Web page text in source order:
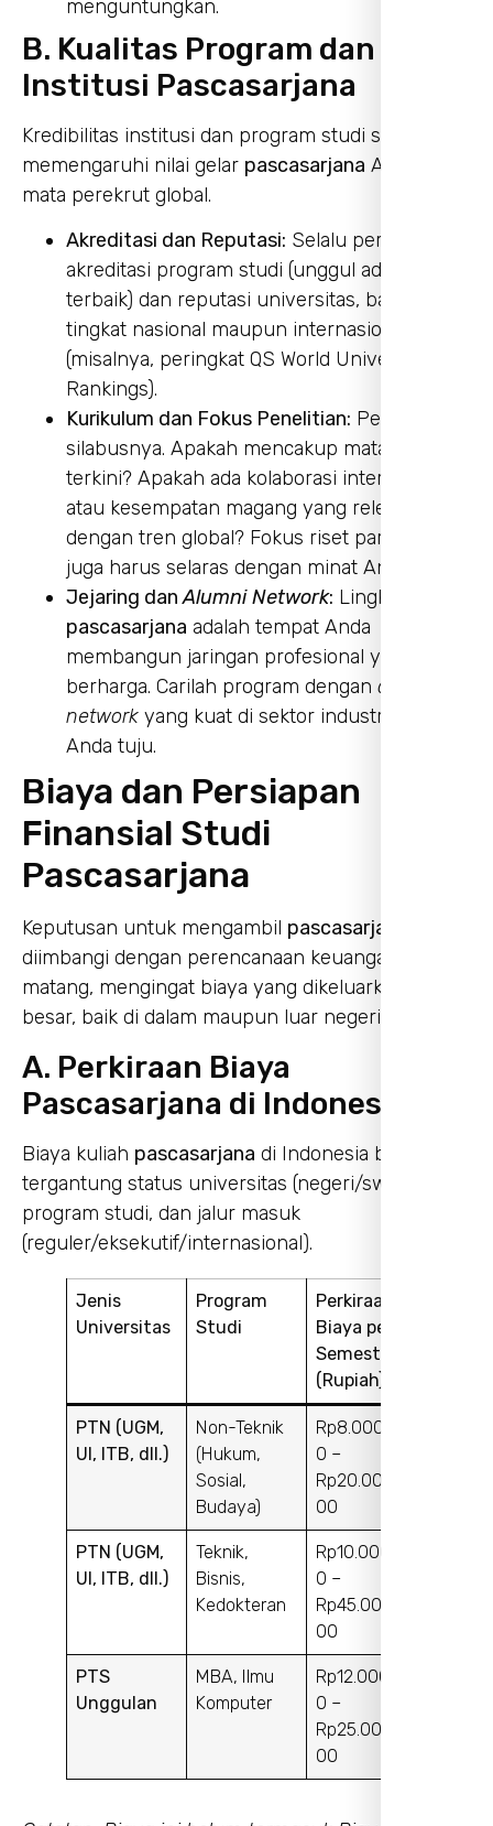
menguntungkan.
B. Kualitas Program dan
Institusi Pascasarjana
Kredibilitas institusi dan program studi sangat
memengaruhi nilai gelar pascasarjana Anda di
mata perekrut global.
Akreditasi dan Reputasi: Selalu periksa
akreditasi program studi (unggul adalah yang
terbaik) dan reputasi universitas, baik di
tingkat nasional maupun internasional
(misalnya, peringkat QS World University
Rankings).
Kurikulum dan Fokus Penelitian: Pelajari
silabusnya. Apakah mencakup mata kuliah
terkini? Apakah ada kolaborasi internasional
atau kesempatan magang yang relevan
dengan tren global? Fokus riset para dosen
juga harus selaras dengan minat Anda.
Jejaring danAlumni Network: Lingkungan
pascasarjana adalah tempat Anda
membangun jaringan profesional yang
berharga. Carilah program dengan alumni
network yang kuat di sektor industri yang
Anda tuju.
Biaya dan Persiapan
Finansial Studi
Pascasarjana
Keputusan untuk mengambil pascasarjana
diimbangi dengan perencanaan keuangan yang
matang, mengingat biaya yang dikeluarkan relatif
besar, baik di dalam maupun luar negeri.
A. Perkiraan Biaya
Pascasarjana di Indonesia
Biaya kuliah pascasarjana di Indonesia bervariasi
tergantung status universitas (negeri/swasta),
program studi, dan jalur masuk
(reguler/eksekutif/internasional).
Jenis
Universitas
Program
Studi
Perkiraan
Biaya per
Semester
(Rupiah)
PTN (UGM,
UI, ITB, dll.)
Non-Teknik
(Hukum,
Sosial,
Budaya)
Rp8.000.00
0 –
Rp20.000.0
00
PTN (UGM,
UI, ITB, dll.)
Teknik,
Bisnis,
Kedokteran
Rp10.000.00
0 –
Rp45.000.0
00
PTS
Unggulan
MBA, Ilmu
Komputer
Rp12.000.00
0 –
Rp25.000.0
00